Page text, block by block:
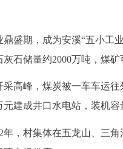
盛期，成为安溪“五小工
石储量约2000万吨，煤矿
高峰，煤炭被一车车运
建成井口水电站，装机容
年，村集体在五龙山、三